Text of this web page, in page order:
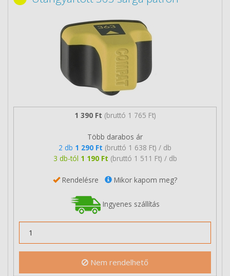
1 390 Ft (bruttó 1 765 Ft)
Több darabos ár
2 db 1 290 Ft (bruttó 1 638 Ft) / db
3 db-tól 1 190 Ft (bruttó 1 511 Ft) / db
Rendelésre Mikor kapom meg?
Ingyenes szállítás
Nem rendelhető